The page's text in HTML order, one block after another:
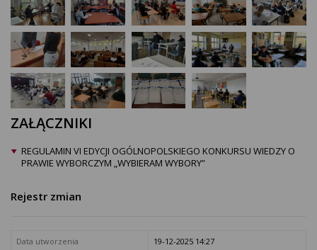
ZAŁĄCZNIKI
REGULAMIN VI EDYCJI OGÓLNOPOLSKIEGO KONKURSU WIEDZY O
PRAWIE WYBORCZYM „WYBIERAM WYBORY”
Rejestr zmian
Data utworzenia
19-12-2025 14:27